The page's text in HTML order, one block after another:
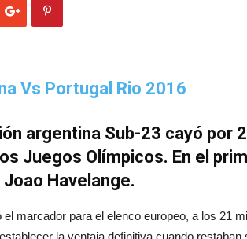
argentina Sub-23 cayó por
Juegos Olímpicos. En el
Havelange.
el marcador para el elenco europeo, a los 21
la ventaja definitiva cuando